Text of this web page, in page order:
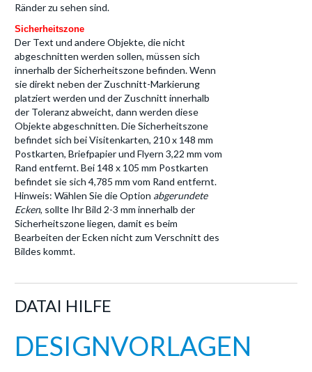
Ränder zu sehen sind.
Sicherheitszone
Der Text und andere Objekte, die nicht
abgeschnitten werden sollen, müssen sich
innerhalb der Sicherheitszone befinden. Wenn
sie direkt neben der Zuschnitt-Markierung
platziert werden und der Zuschnitt innerhalb
der Toleranz abweicht, dann werden diese
Objekte abgeschnitten. Die Sicherheitszone
befindet sich bei Visitenkarten, 210 x 148 mm
Postkarten, Briefpapier und Flyern 3,22 mm vom
Rand entfernt. Bei 148 x 105 mm Postkarten
befindet sie sich 4,785 mm vom Rand entfernt.
Hinweis: Wählen Sie die Option abgerundete
Ecken, sollte Ihr Bild 2-3 mm innerhalb der
Sicherheitszone liegen, damit es beim
Bearbeiten der Ecken nicht zum Verschnitt des
Bildes kommt.
DATAI HILFE
DESIGNVORLAGEN